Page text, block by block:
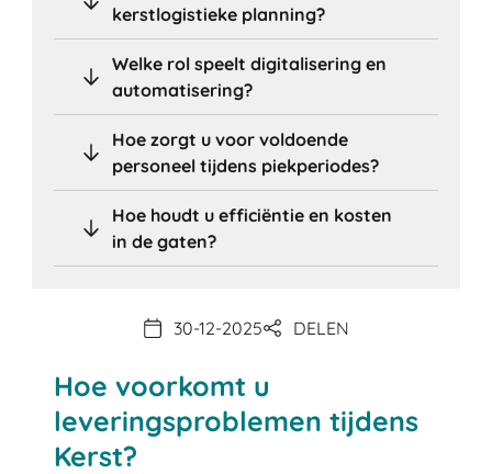
kerstlogistieke planning?
Welke rol speelt digitalisering en
automatisering?
Hoe zorgt u voor voldoende
personeel tijdens piekperiodes?
Hoe houdt u efficiëntie en kosten
in de gaten?
30-12-2025 DELEN
Hoe voorkomt u
leveringsproblemen tijdens
Kerst?